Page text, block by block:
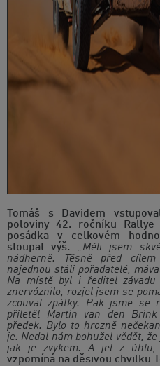
Tomáš s Davidem
poloviny 42. ročníku
posádka v celkovém
stoupat výš. „Měli jsem
nádherně. Těsně před
najednou stáli pořadatelé,
Na místě byl i ředitel
znervóznilo, rozjel jsem se
zcouval zpátky. Pak jsme se
přiletěl Martin van den
předek. Bylo to hrozně
je. Nedal nám bohužel vědět,
jak je zvykem. A jel z úhlu,
vzpomíná na děsivou chvilku